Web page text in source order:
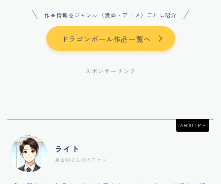
作品情報をジャンル（漫画・アニメ）ごとに紹介
ドラゴンボール作品一覧へ
スポンサーリンク
ABOUT ME
ライト
鳥山明さんの大ファン